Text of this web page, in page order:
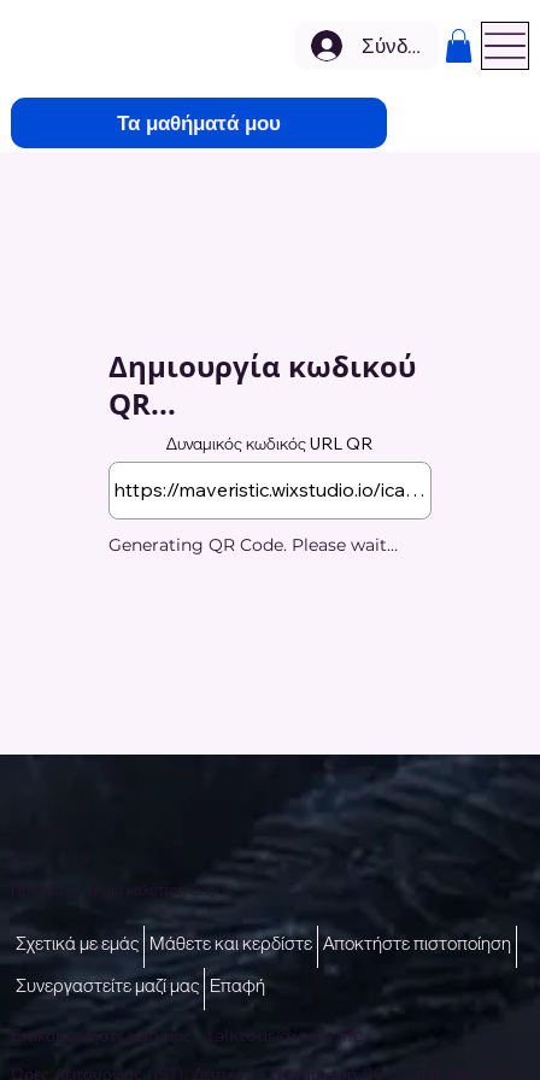
Τα μαθήματά μου
Σύνδεση
Δημιουργία κωδικού
QR...
Δυναμικός κωδικός URL QR
Generating QR Code. Please wait...
Πρόσβαση σε μια καλύτερη ζωή
Επικοινωνήστε μαζί μας - talktous@icare.life
Σχετικά με εμάς Μάθετε και κερδίστε Αποκτήστε πιστοποίηση
Συνεργαστείτε μαζί μας Επαφή
Ώρες Λειτουργίας (IST): Δευτέρα - Παρασκευή (10:00 π.μ. έως 6:00